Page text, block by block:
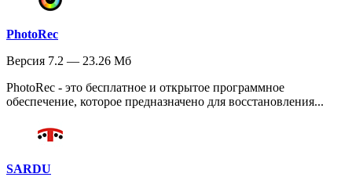
PhotoRec
Версия 7.2 — 23.26 Мб
PhotoRec - это бесплатное и открытое программное
обеспечение, которое предназначено для восстановления...
SARDU